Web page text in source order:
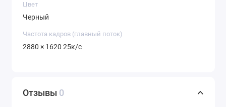
Цвет
Черный
Частота кадров (главный поток)
2880 × 1620 25к/с
Отзывы 0